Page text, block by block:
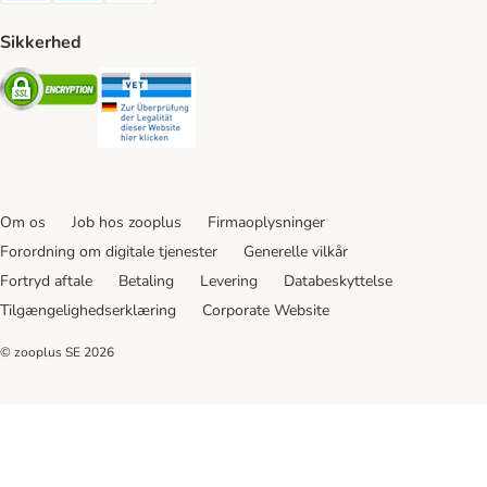
Sikkerhed
Security
Om os Job hos zooplus
Firmaoplysninger
Forordning om digitale tjenester
Generelle vilkår
Fortryd aftale
Betaling Levering
Databeskyttelse
Tilgængelighedserklæring
Corporate Website
© zooplus SE 2026